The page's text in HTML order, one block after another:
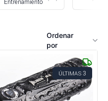
Entrenamiento
Ordenar
por
ÚLTIMAS 3